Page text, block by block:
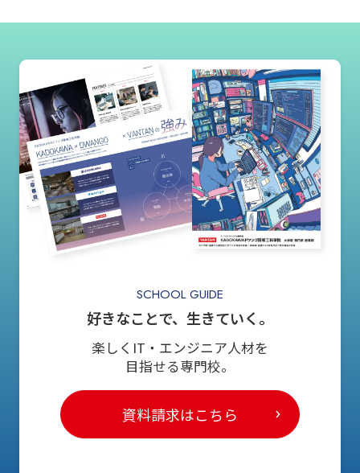
SCHOOL GUIDE
好きなことで、生きていく。
楽しくIT・エンジニア人材を
目指せる専門校。
資料請求はこちら